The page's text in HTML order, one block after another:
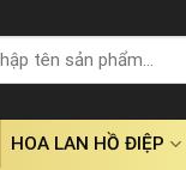
HOA LAN HỒ ĐIỆP